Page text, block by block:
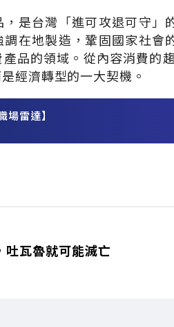
是台灣「進可攻退可守」
在地製造，鞏固國家社會
品的領域。從內容消費的
經濟轉型的一大契機。
場雷達】
瓦魯就可能滅亡